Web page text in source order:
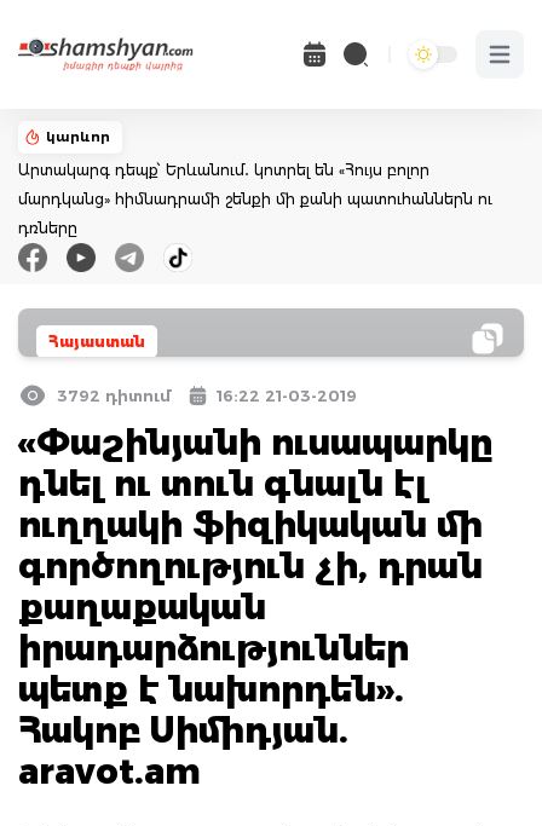
Open
կարևոր
Արտակարգ դեպք՝ Երևանում․ կոտրել են «Հույս բոլոր
մարդկանց» հիմնադրամի շենքի մի քանի պատուհաններն ու
դռները
Հայաստան
3792 դիտում 16:22 21-03-2019
«Փաշինյանի ուսապարկը
դնել ու տուն գնալն էլ
ուղղակի ֆիզիկական մի
գործողություն չի, դրան
քաղաքական
իրադարձություններ
պետք է նախորդեն».
Հակոբ Սիմիդյան.
aravot.am